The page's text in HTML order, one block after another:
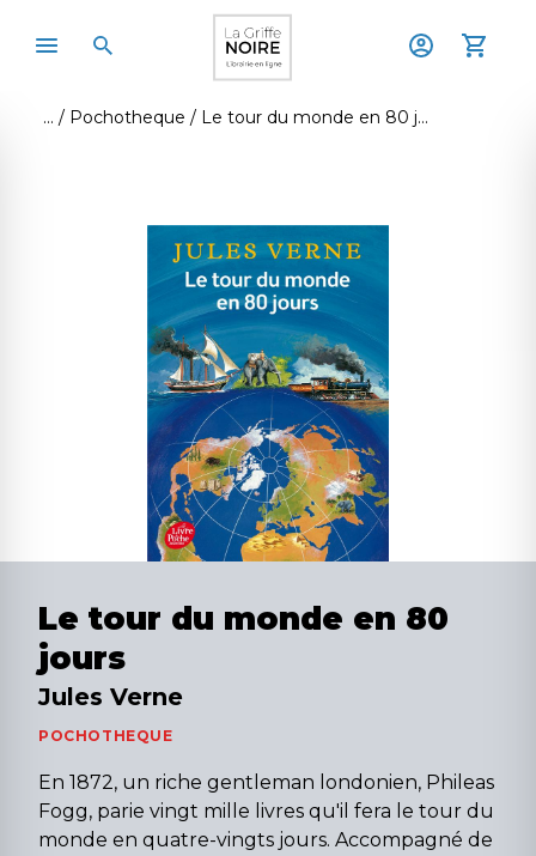
Pochotheque Le tour du monde en 80 jours
Le tour du monde en 80
jours
Jules Verne
POCHOTHEQUE
En 1872, un riche gentleman londonien, Phileas
Fogg, parie vingt mille livres qu'il fera le tour du
monde en quatre-vingts jours. Accompagné de